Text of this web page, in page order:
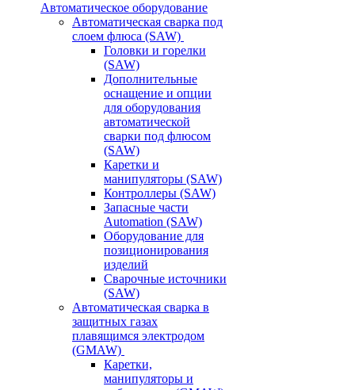
Автоматическое оборудование
Автоматическая сварка под
слоем флюса (SAW)
Головки и горелки
(SAW)
Дополнительные
оснащение и опции
для оборудования
автоматической
сварки под флюсом
(SAW)
Каретки и
манипуляторы (SAW)
Контроллеры (SAW)
Запасные части
Automation (SAW)
Оборудование для
позиционирования
изделий
Сварочные источники
(SAW)
Автоматическая сварка в
защитных газах
плавящимся электродом
(GMAW)
Каретки,
манипуляторы и